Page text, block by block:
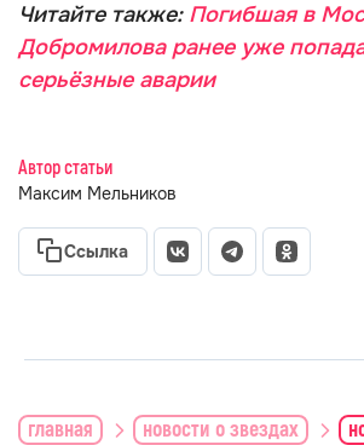
Читайте также: Погибшая в
Добромилова ранее уже
серьёзные аварии
Автор статьи
Максим Мельников
Ссылка
главная новости о звездах